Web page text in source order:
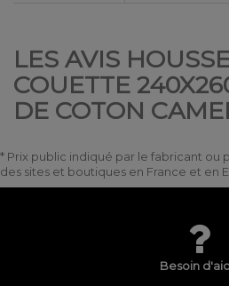
LES AVIS
COUETTE
DE COTON
* Prix public indiqué par le fabricant ou
des sites et boutiques en France et en
Besoin